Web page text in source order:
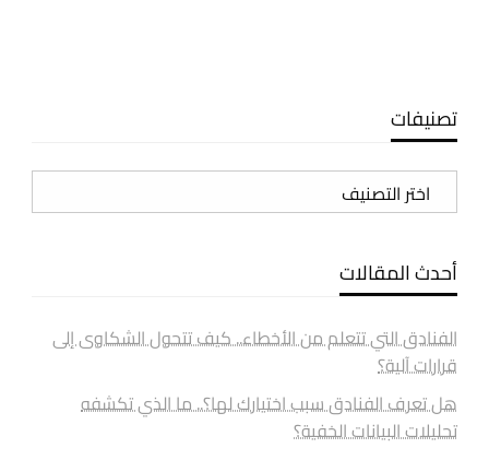
تصنيفات
تصنيفات
أحدث المقالات
الفنادق التي تتعلم من الأخطاء.. كيف تتحول الشكاوى إلى
قرارات آلية؟
هل تعرف الفنادق سبب اختيارك لها؟.. ما الذي تكشفه
تحليلات البيانات الخفية؟